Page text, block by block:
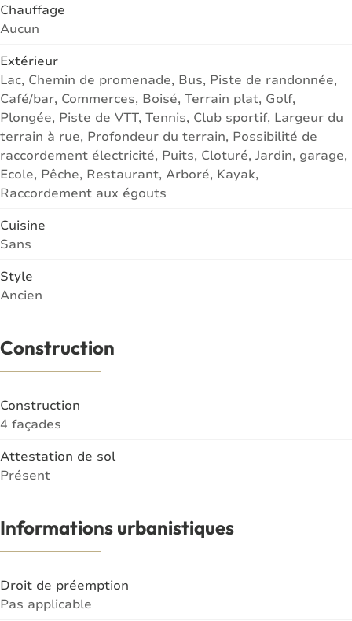
Chauffage
Aucun
Extérieur
Lac, Chemin de promenade, Bus, Piste de randonnée,
Café/bar, Commerces, Boisé, Terrain plat, Golf,
Plongée, Piste de VTT, Tennis, Club sportif, Largeur du
terrain à rue, Profondeur du terrain, Possibilité de
raccordement électricité, Puits, Cloturé, Jardin, garage,
Ecole, Pêche, Restaurant, Arboré, Kayak,
Raccordement aux égouts
Cuisine
Sans
Style
Ancien
Construction
Construction
4 façades
Attestation de sol
Présent
Informations urbanistiques
Droit de préemption
Pas applicable